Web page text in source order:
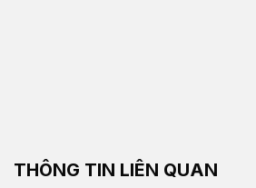
THÔNG TIN LIÊN QUAN